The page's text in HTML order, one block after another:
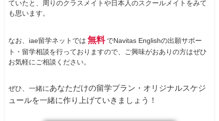
ていたと、周りのクラスメイトや日本人のスクールメイトをみて
も思います。
なお、iae留学ネットでは 無料 でNavitas Englishの出願サポー
ト・留学相談を行っておりますので、ご興味がおありの方はぜひ
お気軽にご相談ください。
ぜひ、一緒に あなただけの留学プラン・オリジナルスケジ
ュールを一緒に作り上げていきましょう！